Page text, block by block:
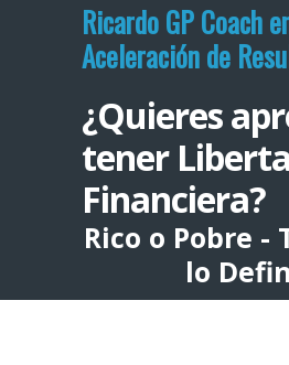
Ricardo GP Coach
Aceleración de
¿Quieres
tener
Financiera?
Rico o Pobre -
lo